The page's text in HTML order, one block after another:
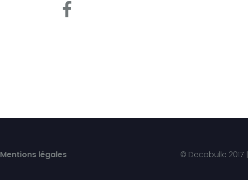
Mentions légales © Decobulle 2017 |